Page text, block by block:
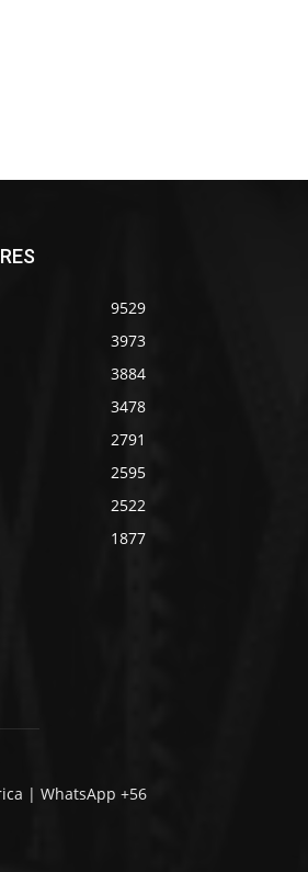
9529
3973
3884
3478
2791
2595
2522
1877
| WhatsApp +56